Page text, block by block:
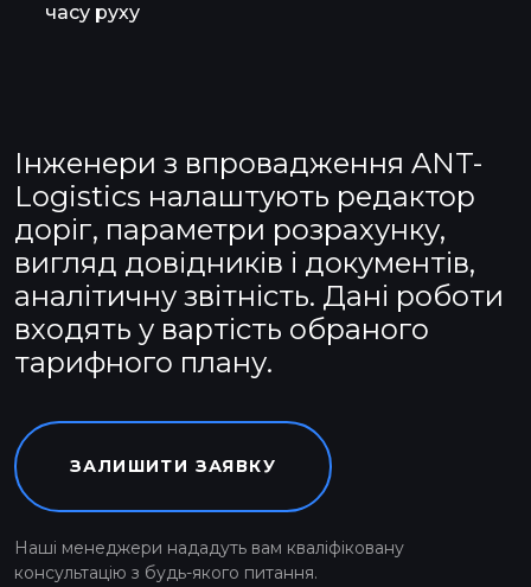
часу руху
Інженери з впровадження ANT-
Logistics налаштують редактор
доріг, параметри розрахунку,
вигляд довідників і документів,
аналітичну звітність. Дані роботи
входять у вартість обраного
тарифного плану.
ЗАЛИШИТИ ЗАЯВКУ
Наші менеджери нададуть вам кваліфіковану
консультацію з будь-якого питання.